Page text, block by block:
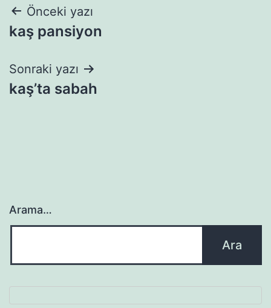
Yazı
gezinmesi
Önceki yazı
kaş pansiyon
Sonraki yazı
kaş’ta sabah
Arama…